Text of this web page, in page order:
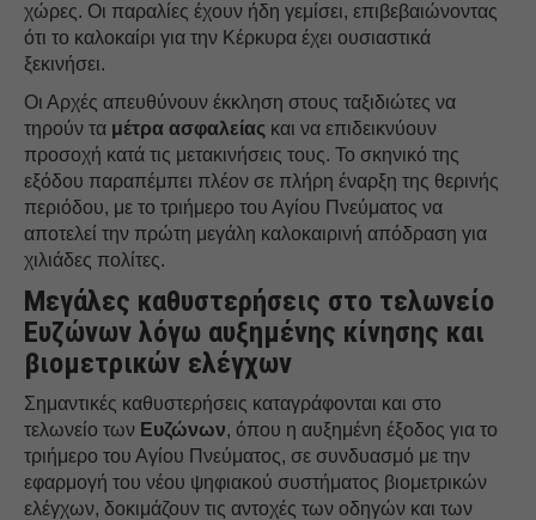
χώρες. Οι παραλίες έχουν ήδη γεμίσει, επιβεβαιώνοντας
ότι το καλοκαίρι για την Κέρκυρα έχει ουσιαστικά
ξεκινήσει.
Οι Αρχές απευθύνουν έκκληση στους ταξιδιώτες να
τηρούν τα μέτρα ασφαλείας και να επιδεικνύουν
προσοχή κατά τις μετακινήσεις τους. Το σκηνικό της
εξόδου παραπέμπει πλέον σε πλήρη έναρξη της θερινής
περιόδου, με το τριήμερο του Αγίου Πνεύματος να
αποτελεί την πρώτη μεγάλη καλοκαιρινή απόδραση για
χιλιάδες πολίτες.
Μεγάλες καθυστερήσεις στο τελωνείο
Ευζώνων λόγω αυξημένης κίνησης και
βιομετρικών ελέγχων
Σημαντικές καθυστερήσεις καταγράφονται και στο
τελωνείο των Ευζώνων, όπου η αυξημένη έξοδος για το
τριήμερο του Αγίου Πνεύματος, σε συνδυασμό με την
εφαρμογή του νέου ψηφιακού συστήματος βιομετρικών
ελέγχων, δοκιμάζουν τις αντοχές των οδηγών και των